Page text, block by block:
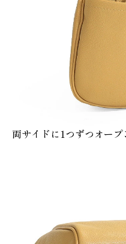
両サイドに1つずつオープ